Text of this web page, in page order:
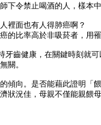
下令禁止喝酒的人，樣
裡面也有人得肺癌啊？
的比率高於非吸菸者，用
牙齒健康，在關鍵時刻就
關。
傾向。是否能藉此證明「
狀況佳，母親不僅能親